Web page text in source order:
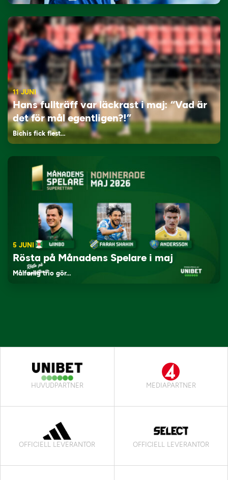
11 JUNI
Hans fullträff var läckrast i maj: “Vad är
det för mål egentligen?!”
Bichis fick flest…
5 JUNI
Rösta på Månadens Spelare i maj
Målfarlig trio gör…
HUVUDPARTNER MEDIAPARTNER
OFFICIELL LEVERANTÖR OFFICIELL LEVERANTÖR